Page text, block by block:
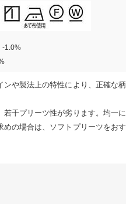
-1.0%
や製法上の特性により、正確な柄
干プリーツ性が劣ります。均一に
めの場合は、ソフトプリーツをおす